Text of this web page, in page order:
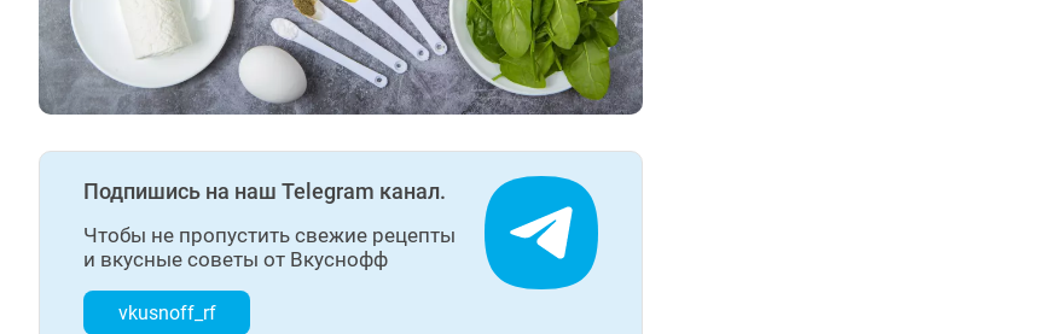
Подпишись на наш Telegram канал.
Чтобы не пропустить свежие рецепты
и вкусные советы от Вкуснофф
vkusnoff_rf